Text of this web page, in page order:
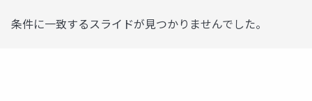
条件に一致するスライドが見つかりませんでした。